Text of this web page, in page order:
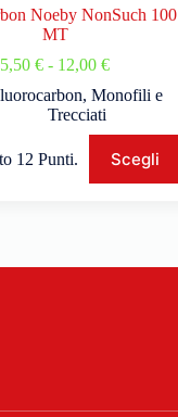
Noeby NonSuch 100
MT
5,50€ - 12,00€
,Monofili e
Trecciati
12 Punti. Scegli